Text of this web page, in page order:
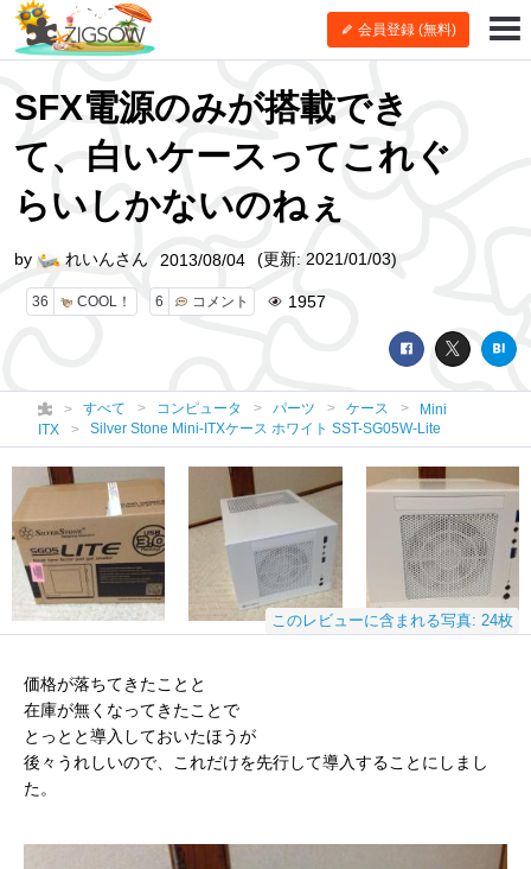
会員登録 (無料)
SFX電源のみが搭載でき
て、白いケースってこれぐ
らいしかないのねぇ
36 COOL！ 6 コメント 1957
by れいんさん 2013/08/04 (更新: 2021/01/03)
すべて コンピュータ パーツ ケース
Mini
ITX
Silver Stone Mini-ITXケース ホワイト SST-SG05W-Lite
このレビューに含まれる写真: 24枚
価格が落ちてきたことと
在庫が無くなってきたことで
とっとと導入しておいたほうが
後々うれしいので、これだけを先行して導入することにしまし
た。